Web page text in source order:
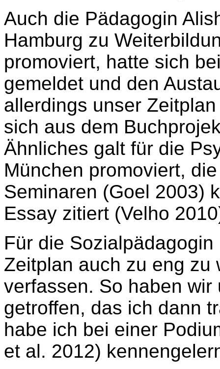
Auch die Pädagogin
Hamburg zu
promoviert, hatte sich
gemeldet und den
allerdings unser
sich aus dem
Ähnliches galt für die
München promoviert,
Seminaren (Goel 2003)
Essay zitiert (Velho
Für die
Zeitplan auch zu eng zu
verfassen. So haben
getroffen, das ich dann
habe ich bei einer
et al. 2012)